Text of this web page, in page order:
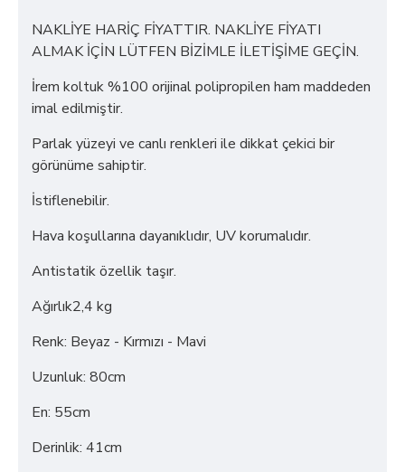
NAKLİYE HARİÇ FİYATTIR. NAKLİYE FİYATI
ALMAK İÇİN LÜTFEN BİZİMLE İLETİŞİME GEÇİN.
İrem koltuk %100 orijinal polipropilen ham maddeden
imal edilmiştir.
Parlak yüzeyi ve canlı renkleri ile dikkat çekici bir
görünüme sahiptir.
İstiflenebilir.
Hava koşullarına dayanıklıdır, UV korumalıdır.
Antistatik özellik taşır.
Ağırlık2,4 kg
Renk: Beyaz - Kırmızı - Mavi
Uzunluk: 80cm
En: 55cm
Derinlik: 41cm